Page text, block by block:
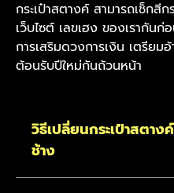
กระเป๋าสตางค์ สามารถเช็กสี
เว็บไซต์ เลขเฮง ของเรากันก่
การเสริมดวงการเงิน เตรีย
ต้อนรับปีใหม่กันถ้วนหน้า
วิธีเปลี่ยนกระเป๋าสตา
ช้าง